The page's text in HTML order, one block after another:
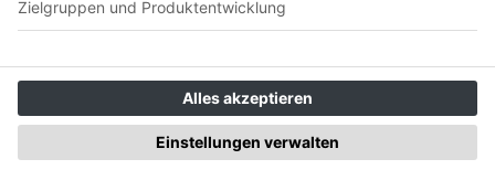
#250 / Juni 2026